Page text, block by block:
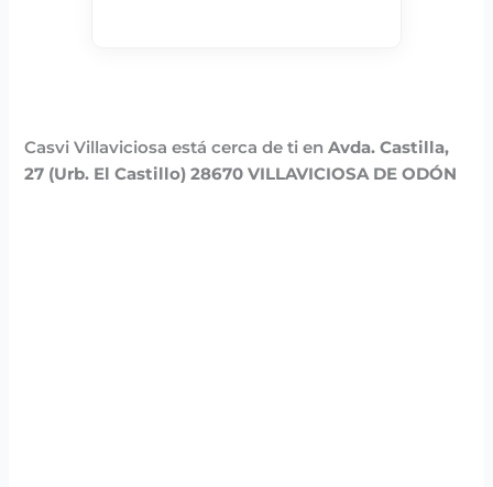
Casvi Villaviciosa está cerca de ti enAvda. Castilla,
27 (Urb. El Castillo) 28670 VILLAVICIOSA DE ODÓN